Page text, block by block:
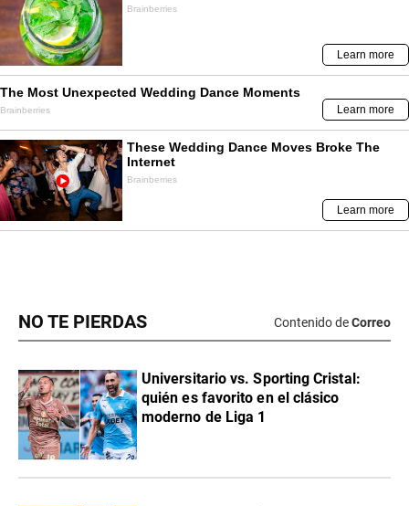
NO TE PIERDAS Contenido deCorreo
Universitario vs. Sporting Cristal:
quién es favorito en el clásico
moderno de Liga 1